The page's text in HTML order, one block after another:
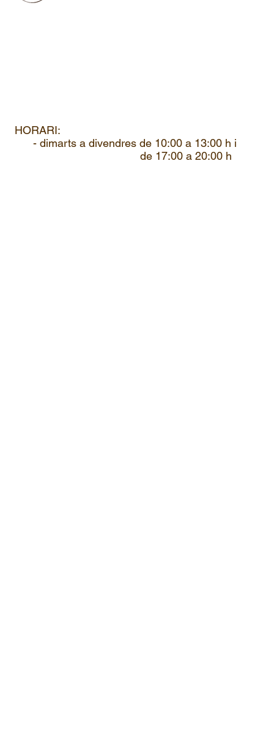
HORARI:
- dimarts a divendres de 10:00 a 13:00 h i
de 17:00 a 20:00 h